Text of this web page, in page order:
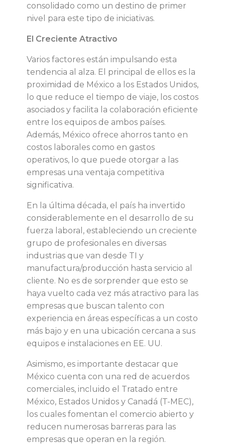
m
e
c
a
d
o
d
e
s
a
o
s
ú
consolidado como un destino de primer
nivel para este tipo de iniciativas.
El Creciente Atractivo
Varios factores están impulsando esta
tendencia al alza. El principal de ellos es la
proximidad de México a los Estados Unidos,
lo que reduce el tiempo de viaje, los costos
asociados y facilita la colaboración eficiente
entre los equipos de ambos países.
Además, México ofrece ahorros tanto en
costos laborales como en gastos
operativos, lo que puede otorgar a las
empresas una ventaja competitiva
significativa.
En la última década, el país ha invertido
considerablemente en el desarrollo de su
fuerza laboral, estableciendo un creciente
grupo de profesionales en diversas
industrias que van desde TI y
manufactura/producción hasta servicio al
cliente. No es de sorprender que esto se
haya vuelto cada vez más atractivo para las
empresas que buscan talento con
experiencia en áreas específicas a un costo
más bajo y en una ubicación cercana a sus
equipos e instalaciones en EE. UU.
Asimismo, es importante destacar que
México cuenta con una red de acuerdos
comerciales, incluido el Tratado entre
México, Estados Unidos y Canadá (T-MEC),
los cuales fomentan el comercio abierto y
reducen numerosas barreras para las
empresas que operan en la región.